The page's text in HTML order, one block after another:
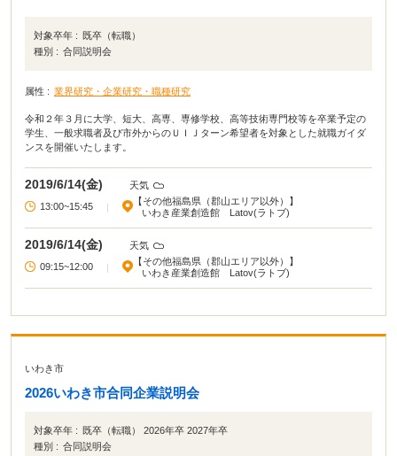
対象卒年 : 既卒（転職）
種別 : 合同説明会
属性 : 業界研究・企業研究・職種研究
令和２年３月に大学、短大、高専、専修学校、高等技術専門校等を卒業予定の
学生、一般求職者及び市外からのＵＩＪターン希望者を対象とした就職ガイダ
ンスを開催いたします。
2019/6/14(金)
天気
13:00~15:45
|
【その他福島県（郡山エリア以外）】
いわき産業創造館 Latov(ラトブ)
2019/6/14(金)
天気
09:15~12:00
|
【その他福島県（郡山エリア以外）】
いわき産業創造館 Latov(ラトブ)
いわき市
2026いわき市合同企業説明会
対象卒年 : 既卒（転職） 2026年卒 2027年卒
種別 : 合同説明会